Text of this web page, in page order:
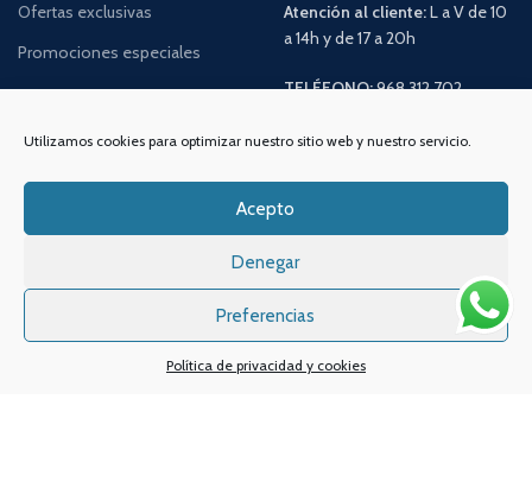
Utilizamos cookies para optimizar nuestro sitio web y nuestro servicio.
Acepto
Denegar
Preferencias
Política de privacidad y cookies
Ofertas exclusivas
Promociones especiales
Atención al cliente:L a V de 10
a 14h y de 17 a 20h
TELÉFONO:968 312 702
Email:info@vapeo.es